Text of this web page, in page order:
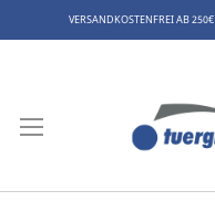
VERSANDKOSTENFREI AB 250€
springen